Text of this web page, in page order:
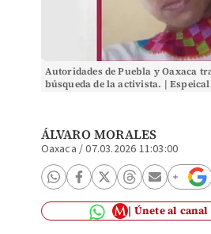
Autoridades de Puebla y Oaxaca
búsqueda de la activista. | Espeical
ÁLVARO MORALES
Oaxaca /07.03.2026 11:03:00
Únete al